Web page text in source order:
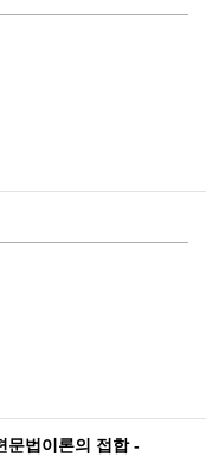
문법이론의 접합 -